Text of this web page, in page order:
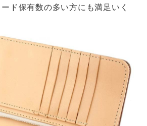
ド保有数の多い方にも満足いく